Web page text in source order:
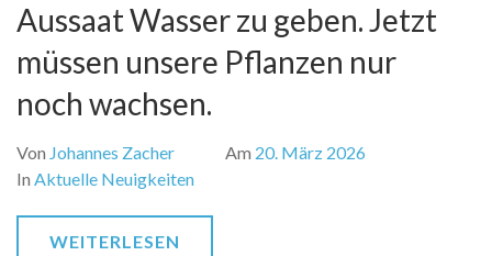
Aussaat Wasser zu geben. Jetzt
müssen unsere Pflanzen nur
noch wachsen.
Von Johannes Zacher Am 20. März 2026
In Aktuelle Neuigkeiten
WEITERLESEN